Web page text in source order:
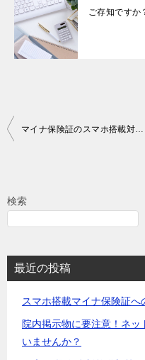
ご存知ですか
投
ビ
シ
ョ
マイナ保険証のスマホ搭載対応についてご検討ください
検索
最近の投稿
スマホ搭載マイナ保険証
院内掲示物に要注意！ネ
いませんか？